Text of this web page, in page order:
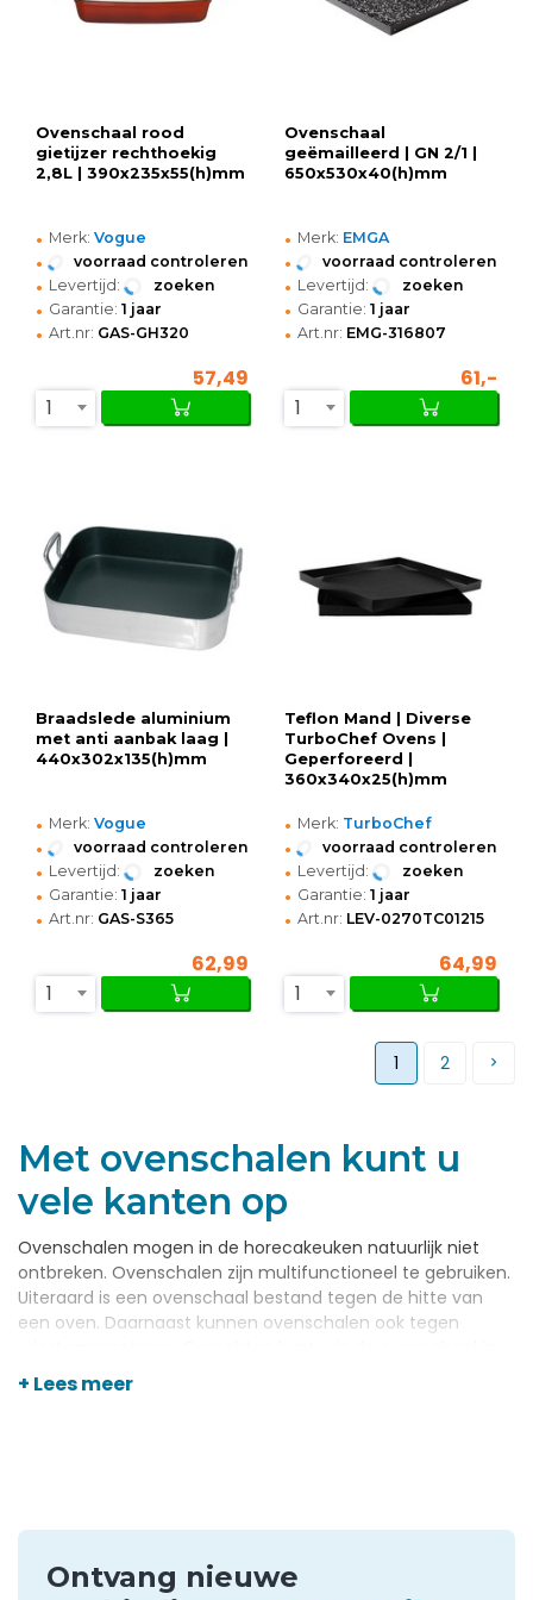
Ovenschaal rood
gietijzer rechthoekig
2,8L | 390x235x55(h)mm
• Merk: Vogue
• voorraad controleren
• Levertijd: zoeken
• Garantie: 1 jaar
• Art.nr: GAS-GH320
57,49
1
Ovenschaal
geëmailleerd | GN 2/1 |
650x530x40(h)mm
• Merk: EMGA
• voorraad controleren
• Levertijd: zoeken
• Garantie: 1 jaar
• Art.nr: EMG-316807
61,-
1
Braadslede aluminium
met anti aanbak laag |
440x302x135(h)mm
• Merk: Vogue
• voorraad controleren
• Levertijd: zoeken
• Garantie: 1 jaar
• Art.nr: GAS-S365
62,99
1
Teflon Mand | Diverse
TurboChef Ovens |
Geperforeerd |
360x340x25(h)mm
• Merk: TurboChef
• voorraad controleren
• Levertijd: zoeken
• Garantie: 1 jaar
• Art.nr: LEV-0270TC01215
64,99
1
1 2
Met ovenschalen kunt u
vele kanten op
Ovenschalen mogen in de horecakeuken natuurlijk niet
ontbreken. Ovenschalen zijn multifunctioneel te gebruiken.
Uiteraard is een ovenschaal bestand tegen de hitte van
een oven. Daarnaast kunnen ovenschalen ook tegen
de vriezer plaatsen. Een ovenschaal is niet alleen
functioneel om mee te bakken in de oven. Ovenschalen
+ Lees meer
Ontvang nieuwe